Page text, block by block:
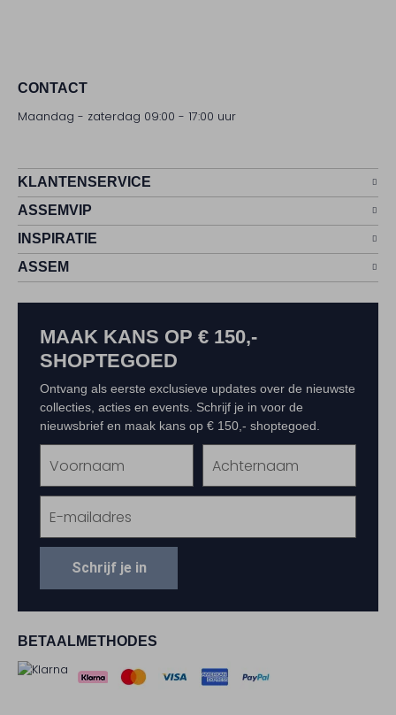
CONTACT
Maandag - zaterdag 09:00 - 17:00 uur
KLANTENSERVICE
ASSEMVIP
INSPIRATIE
ASSEM
BETAALMETHODES
MAAK KANS OP € 150,-
SHOPTEGOED
Ontvang als eerste exclusieve updates over de nieuwste
collecties, acties en events. Schrijf je in voor de
nieuwsbrief en maak kans op € 150,- shoptegoed.
Schrijf je in